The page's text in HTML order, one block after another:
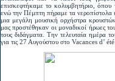
επισκεφτήκαμε το κολυμβητήριο,
ενώ την Πέμπτη πήραμε τα νεροπίστολα
μια μεγάλη μουσική ορχήστρα
μας προστέθηκαν οι μοναδικοί ήρωες
τους διδάγματα. Την τελευταία ημέρα
για τις 27 Αυγούστου στο Vacances d’